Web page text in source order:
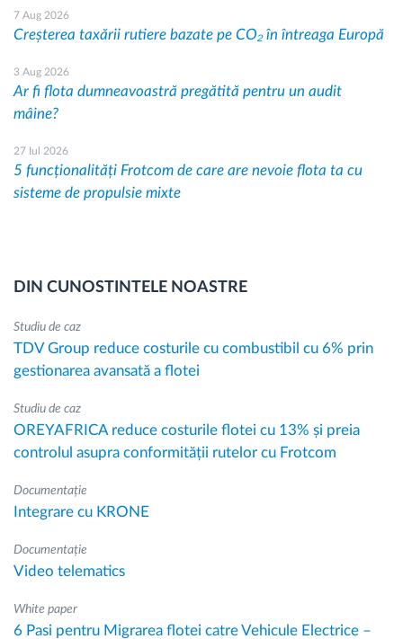
7 Aug 2026
Creșterea taxării rutiere bazate pe CO₂ în întreaga Europă
3 Aug 2026
Ar fi flota dumneavoastră pregătită pentru un audit
mâine?
27 Iul 2026
5 funcționalități Frotcom de care are nevoie flota ta cu
sisteme de propulsie mixte
DIN CUNOSTINTELE NOASTRE
Studiu de caz
TDV Group reduce costurile cu combustibil cu 6% prin
gestionarea avansată a flotei
Studiu de caz
OREYAFRICA reduce costurile flotei cu 13% și preia
controlul asupra conformității rutelor cu Frotcom
Documentație
Integrare cu KRONE
Documentație
Video telematics
White paper
6 Pasi pentru Migrarea flotei catre Vehicule Electrice –